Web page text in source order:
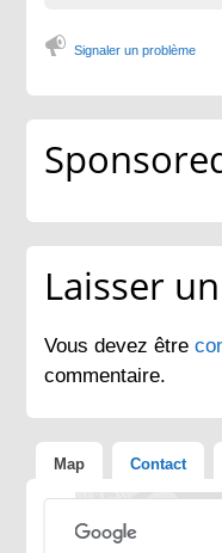
Signaler un problème
Laisser
Vous devez être
commentaire.
Map Contact